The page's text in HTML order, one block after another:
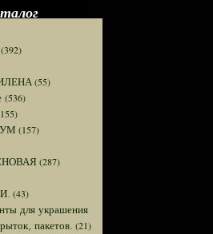
(392)
(55)
(536)
(157)
(287)
(43)
для украшения
пакетов. (21)